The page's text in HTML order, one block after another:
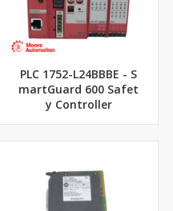
PLC 1752-L24BBBE - S
martGuard 600 Safet
y Controller